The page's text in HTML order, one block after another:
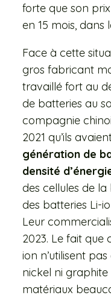
forte que son
en 15 mois, dans
Face à cette
gros fabricant
travaillé fort au
de batteries au
compagnie
2021 qu’ils
génération de
densité
des cellules de
des batteries Li-
Leur
2023. Le fait que
ion n’utilisent
nickel ni graphite
matériaux